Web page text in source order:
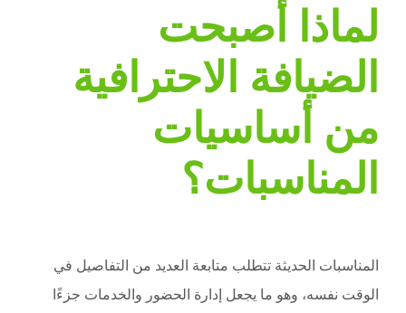
لماذا أصبحت
الضيافة الاحترافية
من أساسيات
المناسبات؟
المناسبات الحديثة تتطلب متابعة العديد من التفاصيل في
الوقت نفسه، وهو ما يجعل إدارة الحضور والخدمات جزءًا